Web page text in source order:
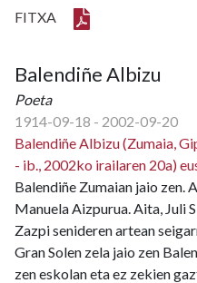
FITXA
Balendiñe Albizu
Poeta
1914-09-18 - 2002-09-20
Balendiñe Albizu (Zumaia,
- ib., 2002ko irailaren 20a)
Balendiñe Zumaian jaio zen.
Manuela Aizpurua. Aita, Juli
Zazpi senideren artean
Gran Solen zela jaio zen
zen eskolan eta ez zekien